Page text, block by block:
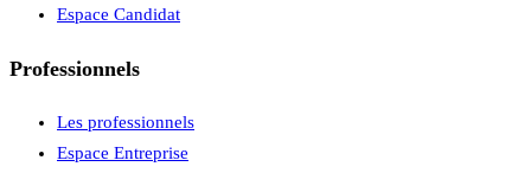
Espace Candidat
Professionnels
Les professionnels
Espace Entreprise